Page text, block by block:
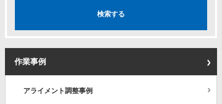
作業事例
アライメント調整事例